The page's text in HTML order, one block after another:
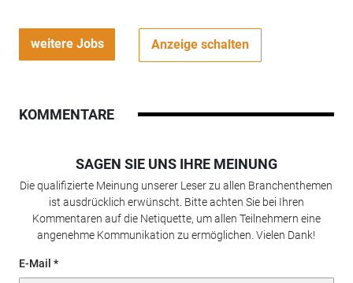
weitere Jobs Anzeige schalten
KOMMENTARE
SAGEN SIE UNS IHRE MEINUNG
Die qualifizierte Meinung unserer Leser zu allen Branchenthemen
ist ausdrücklich erwünscht. Bitte achten Sie bei Ihren
Kommentaren auf die Netiquette, um allen Teilnehmern eine
angenehme Kommunikation zu ermöglichen. Vielen Dank!
E-Mail